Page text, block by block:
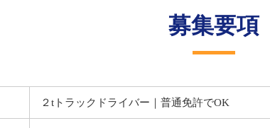
募集要項
２tトラックドライバー｜普通免許でOK